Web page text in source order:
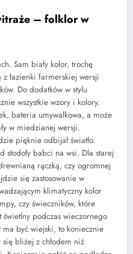
– folklor w
Sam biały kolor, trochę
łazienki farmerskiej wersji
Do dodatków w stylu
wszystkie wzory i kolory.
bateria umywalkowa, a może
w miedzianej wersji.
pięknie odbijał światło.
stodoły babci na wsi. Dla starej
rączką, czy ogromnej
się zastosowanie w
klimatyczny kolor
czy świeczników, które
świetlny podczas wieczornego
ma być wiejski, to koniecznie
bliżej z chłodem niż